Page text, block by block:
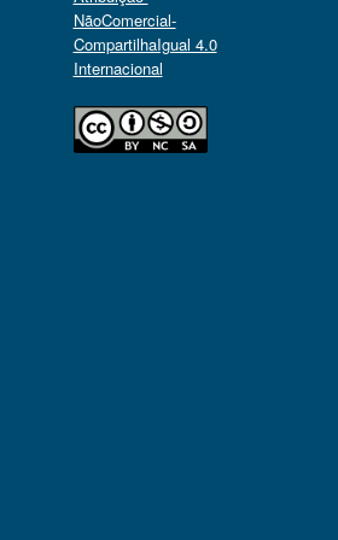
NãoComercial-
CompartilhaIgual 4.0
Internacional